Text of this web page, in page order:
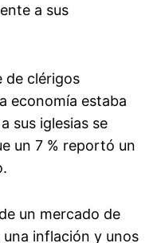
a sus
de clérigos
economía estaba
sus iglesias se
un 7 % reportó un
un mercado de
inflación y unos